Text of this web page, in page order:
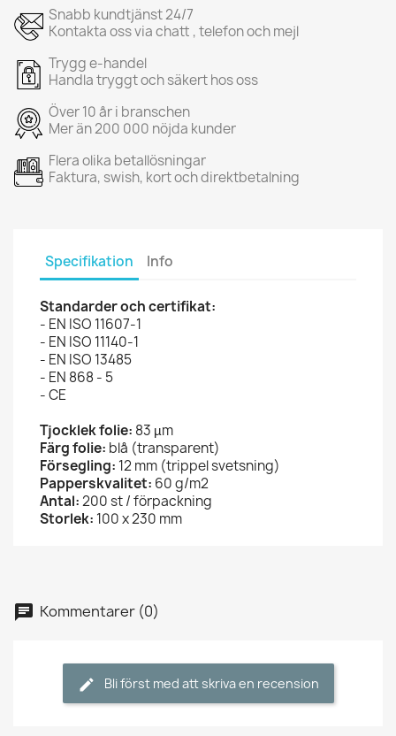
Snabb kundtjänst 24/7
Kontakta oss via chatt , telefon och mejl
Trygg e-handel
Handla tryggt och säkert hos oss
Över 10 år i branschen
Mer än 200 000 nöjda kunder
Flera olika betallösningar
Faktura, swish, kort och direktbetalning
Specifikation Info
Standarder och certifikat:
- EN ISO 11607-1
- EN ISO 11140-1
- EN ISO 13485
- EN 868 - 5
- CE
Tjocklek folie: 83 µm
Färg folie: blå (transparent)
Försegling: 12 mm (trippel svetsning)
Papperskvalitet: 60 g/m2
Antal:200 st / förpackning
Storlek: 100 x 230 mm
Kommentarer (0)
Bli först med att skriva en recension